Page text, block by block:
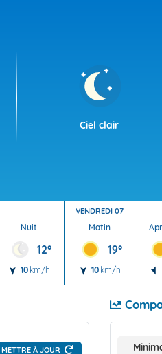
Ciel clair
Nuit
12°
10 km/h
VENDREDI 07
Matin
19°
10 km/h
METTRE À JOUR